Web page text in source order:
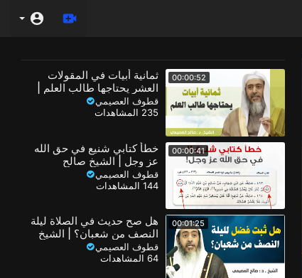
00:00:52
ثمانية أبيات في المقولات
العشر يحتاجها طالب العلم |
الشيخ صالح العصيمي
قطوف العصيمي
235 المشاهدات
00:00:41
خطأ كتابي شنيع في حق الله
عز وجل | الشيخ صالح
العصيمي
قطوف العصيمي
144 المشاهدات
00:01:25
هل صح حديث في الصلاة ليلة
النصف من شعبان؟ | الشيخ
صالح العصيمي
قطوف العصيمي
64 المشاهدات